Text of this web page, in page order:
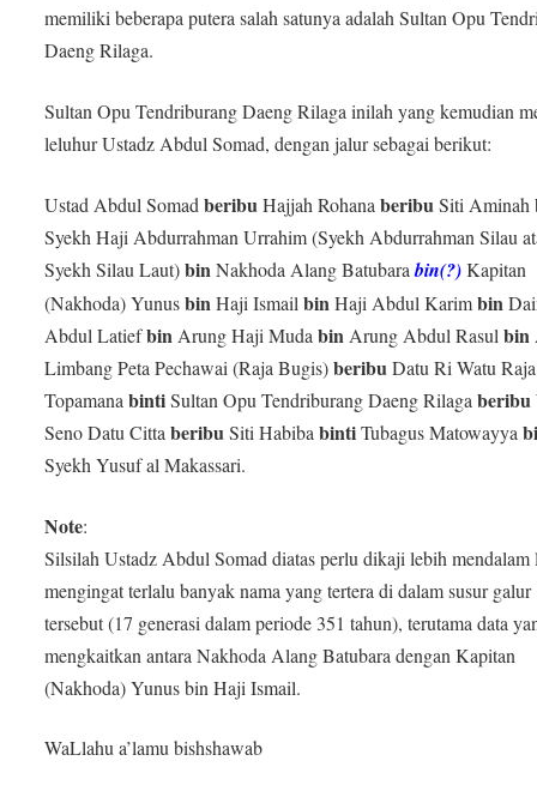
memiliki beberapa putera salah satunya adalah Sultan Opu
Daeng Rilaga.
Sultan Opu Tendriburang Daeng Rilaga inilah yang kemudian
leluhur Ustadz Abdul Somad, dengan jalur sebagai berikut:
Ustad Abdul SomadberibuHajjah Rohana beribuSiti Aminah
Syekh Haji Abdurrahman Urrahim (Syekh Abdurrahman Silau
Syekh Silau Laut)binNakhoda Alang Batubarabin(?)Kapitan
(Nakhoda) YunusbinHaji IsmailbinHaji Abdul Karimbin
Abdul Latiefbin Arung Haji Mudabin Arung Abdul Rasulbin
Limbang Peta Pechawai (Raja Bugis)beribuDatu Ri Watu Raja
TopamanabintiSultan Opu Tendriburang Daeng Rilagaberibu
Seno Datu CittaberibuSiti HabibabintiTubagus Matowayya
Syekh Yusuf al Makassari.
Note:
Silsilah Ustadz Abdul Somad diatas perlu dikaji lebih mendalam
mengingat terlalu banyak nama yang tertera di dalam susur galur
tersebut (17 generasi dalam periode 351 tahun), terutama data
mengkaitkan antara Nakhoda Alang Batubara dengan Kapitan
(Nakhoda) Yunus bin Haji Ismail.
WaLlahu a’lamu bishshawab